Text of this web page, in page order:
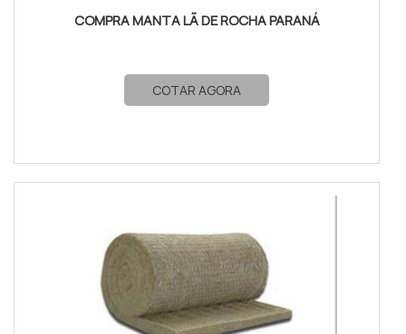
COMPRA MANTA LÃ DE ROCHA PARANÁ
COTAR AGORA